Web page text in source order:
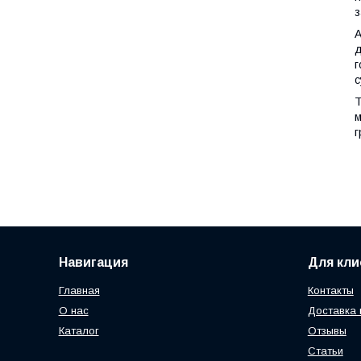
Навигация
Главная
О нас
Каталог
Для
Контакты
Доставка
Отзывы
Статьи